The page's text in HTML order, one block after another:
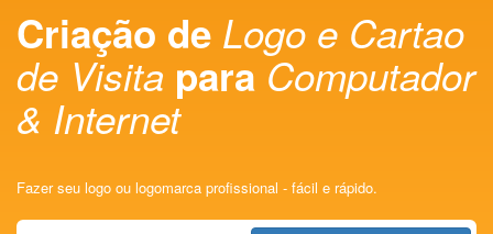
Criação de Logo e Cartao
de Visita para Computador
& Internet
Fazer seu logo ou logomarca profissional - fácil e rápido.